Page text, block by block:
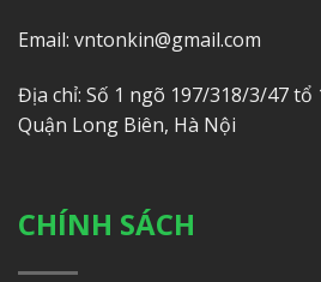
Email: vntonkin@gmail.com
Địa chỉ: Số 1 ngõ 197/318/3/47
Quận Long Biên, Hà Nội
CHÍNH SÁCH